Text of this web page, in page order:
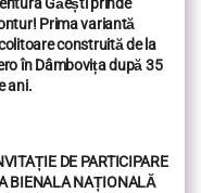
Prima variantă
construită de la
în Dâmbovița după 35
ani.
DE PARTICIPARE
BIENALA NAȚIONALĂ